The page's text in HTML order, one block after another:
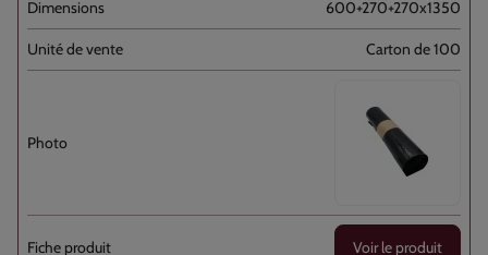
600+270+270x1350
Carton de 100
Voir le produit